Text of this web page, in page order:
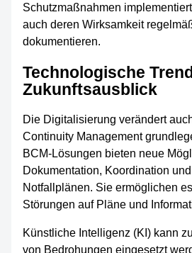
Schutzmaßnahmen
auch deren Wirksamkeit
dokumentieren.
Technologische
Zukunftsausblick
Die Digitalisierung verändert
Continuity Management
BCM-Lösungen bieten neue
Dokumentation, Koordination
Notfallplänen. Sie ermöglichen
Störungen auf Pläne und
Künstliche Intelligenz (KI) kann
von Bedrohungen eingesetzt